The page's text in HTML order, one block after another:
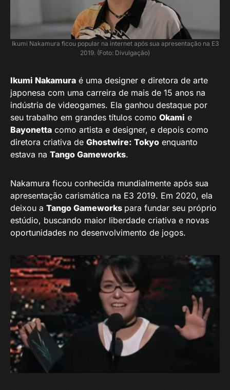
Ikumi Nakamura ficou popular na internet após sua apresentação na E3
2019. (Foto: Divulgação)
Ikumi Nakamura é uma designer e diretora de arte
japonesa com uma carreira de mais de 15 anos na
indústria de videogames. Ela ganhou destaque por
seu trabalho em grandes títulos como Okami e
Bayonetta como artista e designer, e depois como
diretora criativa de Ghostwire: Tokyo enquanto
estava na Tango Gameworks.
Nakamura ficou conhecida mundialmente após sua
apresentação carismática na E3 2019. Em 2020, ela
deixou a Tango Gameworks para fundar seu próprio
estúdio, buscando maior liberdade criativa e novas
oportunidades no desenvolvimento de jogos.